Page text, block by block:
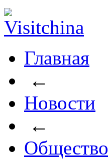
Главная
←
Новости
←
Общество